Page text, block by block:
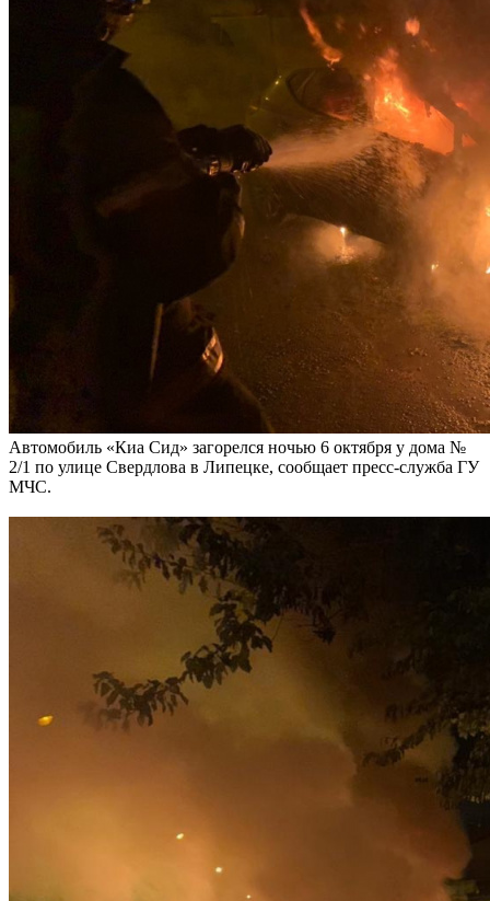
Автомобиль «Киа Сид» загорелся ночью 6 октября у дома №
2/1 по улице Свердлова в Липецке, сообщает пресс-служба ГУ
МЧС.